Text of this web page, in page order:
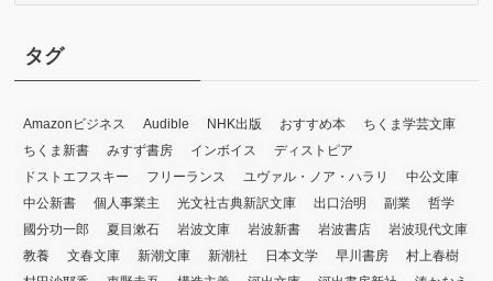
リ
ー
タグ
Amazonビジネス Audible NHK出版 おすすめ本
ちくま学芸文庫
ちくま新書
みすず書房 インボイス
ディストピア
ドストエフスキー
フリーランス ユヴァル・ノア・ハラリ
中公文庫
中公新書
個人事業主 光文社古典新訳文庫 出口治明 副業
哲学
國分功一郎
夏目漱石 岩波文庫 岩波新書 岩波書店
岩波現代文庫
教養
文春文庫 新潮文庫 新潮社 日本文学 早川書房
村上春樹